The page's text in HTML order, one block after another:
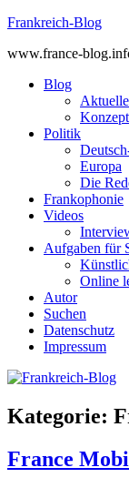
Skip
content
Frankreich-Blog
www.france-
Blog
Konzept
Politik
Europa
Die
Frankophonie
Videos
Aufgaben für
Online
Autor
Suchen
Datenschutz
Impressum
Kategorie:
France